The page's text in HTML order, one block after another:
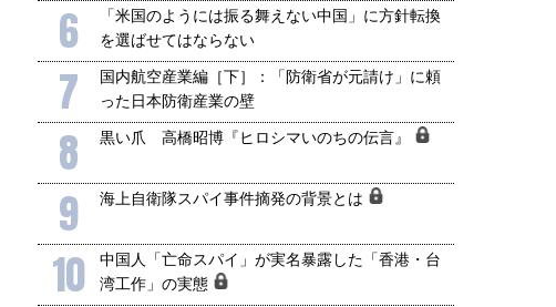
6
「米国のようには振る舞えない中国」に方針転換
を選ばせてはならない
7
国内航空産業編［下］：「防衛省が元請け」に頼
った日本防衛産業の壁
8 黒い爪 高橋昭博『ヒロシマいのちの伝言』
9 海上自衛隊スパイ事件摘発の背景とは
10
中国人「亡命スパイ」が実名暴露した「香港・台
湾工作」の実態